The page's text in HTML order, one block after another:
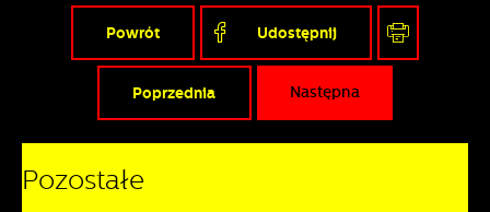
Powrót Udostępnij
Poprzednia Następna
Pozostałe